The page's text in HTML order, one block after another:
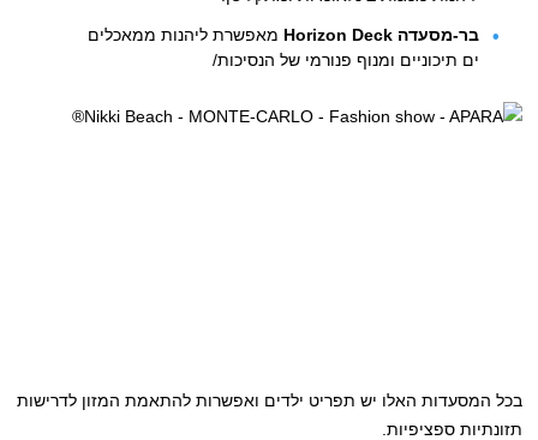
בר-מסעדה Horizon Deck
מאפשרת ליהנות ממאכלים
ים תיכוניים ומנוף פנורמי של הנסיכות/
בכל המסעדות האלו יש תפריט ילדים ואפשרות להתאמת המזון לדרישות
תזונתיות ספציפיות.